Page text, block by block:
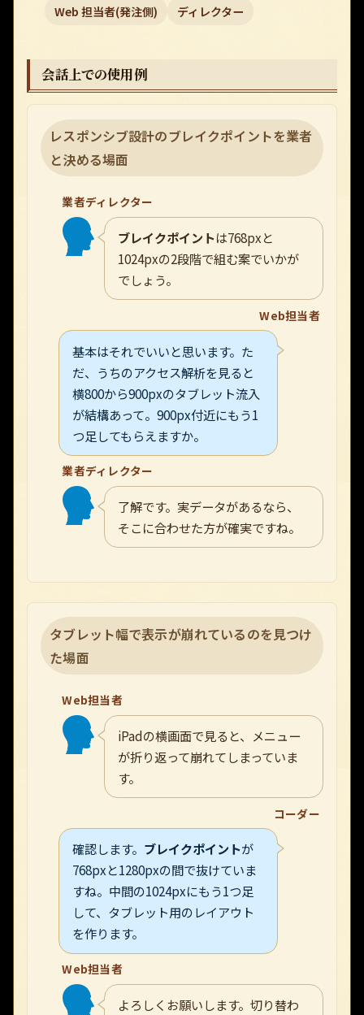
Web 担当者(発注側) ディレクター
会話上での使用例
レスポンシブ設計のブレイクポイントを業者
と決める場面
業者ディレクター
ブレイクポイントは768pxと
1024pxの2段階で組む案でいかが
でしょう。
Web担当者
基本はそれでいいと思います。た
だ、うちのアクセス解析を見ると
横800から900pxのタブレット流入
が結構あって。900px付近にもう1
つ足してもらえますか。
業者ディレクター
了解です。実データがあるなら、
そこに合わせた方が確実ですね。
タブレット幅で表示が崩れているのを見つけ
た場面
Web担当者
iPadの横画面で見ると、メニュー
が折り返って崩れてしまっていま
す。
コーダー
確認します。 ブレイクポイントが
768pxと1280pxの間で抜けていま
すね。中間の1024pxにもう1つ足
して、タブレット用のレイアウト
を作ります。
Web担当者
よろしくお願いします。切り替わ